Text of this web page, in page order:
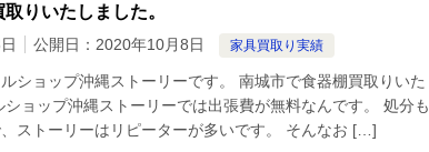
りいたしました。
公開日： 2020年10月8日 家具買取り実績
ショップ沖縄ストーリーです。 南城市で食器棚買取りいた
ショップ沖縄ストーリーでは出張費が無料なんです。 処分も
ストーリーはリピーターが多いです。 そんなお […]